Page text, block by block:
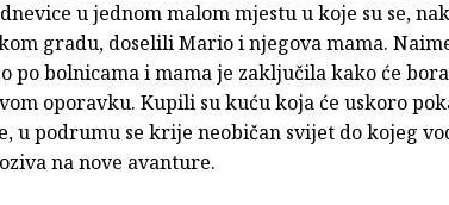
u jednom malom mjestu u koje su se,
gradu, doselili Mario i njegova mama.
po bolnicama i mama je zaključila kako će
oporavku. Kupili su kuću koja će uskoro
u podrumu se krije neobičan svijet do kojeg
na nove avanture.